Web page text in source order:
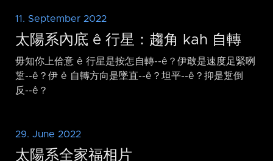
11. September 2022
太陽系內底 ê 行星：趨角 kah 自轉
毋知你上佮意 ê 行星是按怎自轉-⁠-ê？伊敢是速度足緊咧
踅-⁠-ê？伊 ê 自轉方向是墜直-⁠-ê？坦平-⁠-ê？抑是踅倒
反-⁠-ê？
29. June 2022
太陽系全家福相片